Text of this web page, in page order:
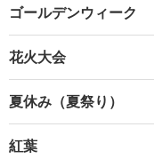
ゴールデンウィーク
花火大会
夏休み（夏祭り）
紅葉